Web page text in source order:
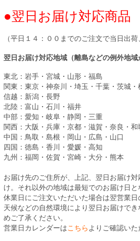
●翌日お届け対応商品
（平日１４：００までのご注文で当日出荷
翌日お届け対応地域（離島などの例外地域
東北：岩手・宮城・山形・福島
関東：東京・神奈川・埼玉・千葉・茨城
信越：新潟・長野
北陸：富山・石川・福井
中部：愛知・岐阜・静岡・三重
関西：大阪・兵庫・京都・滋賀・奈良・和
中国：鳥取・島根・岡山・広島・山口
四国：徳島・香川・愛媛・高知
九州：福岡・佐賀・宮崎・大分・熊本
お届け先のご住所が、上記、翌日お届け
け。それ以外の地域は最短でのお届け日
休業日にご注文いただいた場合は翌営業日
天候などの自然環境により翌日お届けで
めご了承ください。
営業日カレンダーはこちら よりご確認いた